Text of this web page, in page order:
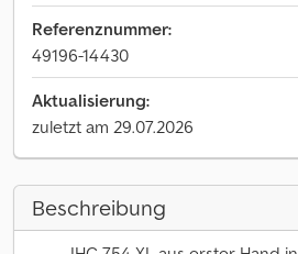
Referenznummer:
49196-14430
Aktualisierung:
zuletzt am 29.07.2026
Beschreibung